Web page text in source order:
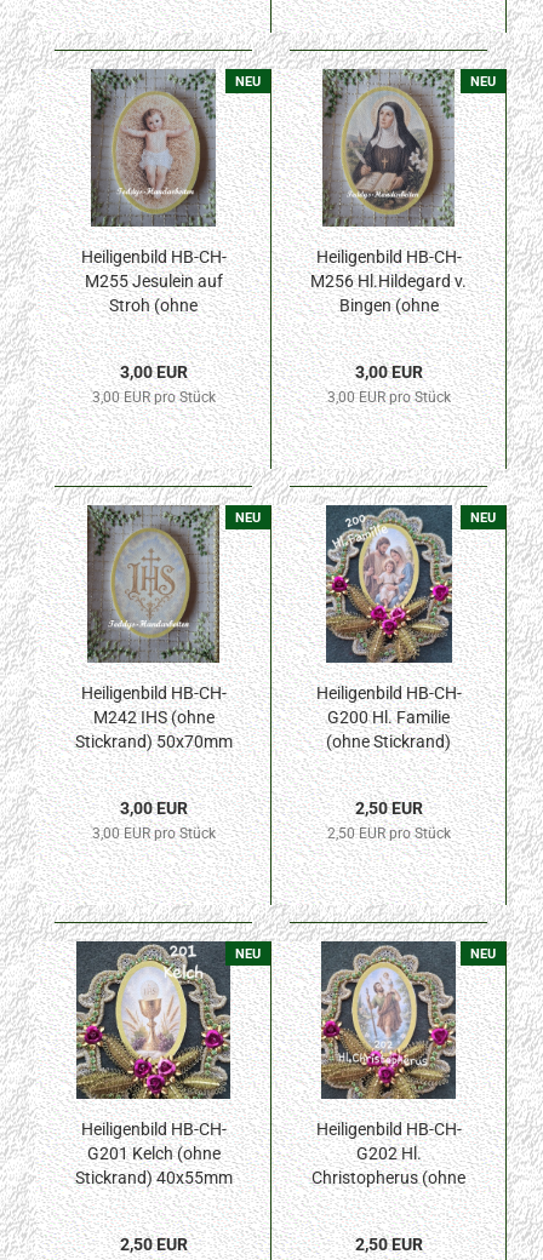
NEU
Heiligenbild HB-CH-
M255 Jesulein auf
Stroh (ohne
Stickrand) 50x70mm
3,00 EUR
3,00 EUR pro Stück
NEU
Heiligenbild HB-CH-
M256 Hl.Hildegard v.
Bingen (ohne
Stickrand) 50x70mm
3,00 EUR
3,00 EUR pro Stück
NEU
Heiligenbild HB-CH-
M242 IHS (ohne
Stickrand) 50x70mm
3,00 EUR
3,00 EUR pro Stück
NEU
Heiligenbild HB-CH-
G200 Hl. Familie
(ohne Stickrand)
40x55mm
2,50 EUR
2,50 EUR pro Stück
NEU
Heiligenbild HB-CH-
G201 Kelch (ohne
Stickrand) 40x55mm
2,50 EUR
NEU
Heiligenbild HB-CH-
G202 Hl.
Christopherus (ohne
Stickrand) 40x55mm
2,50 EUR